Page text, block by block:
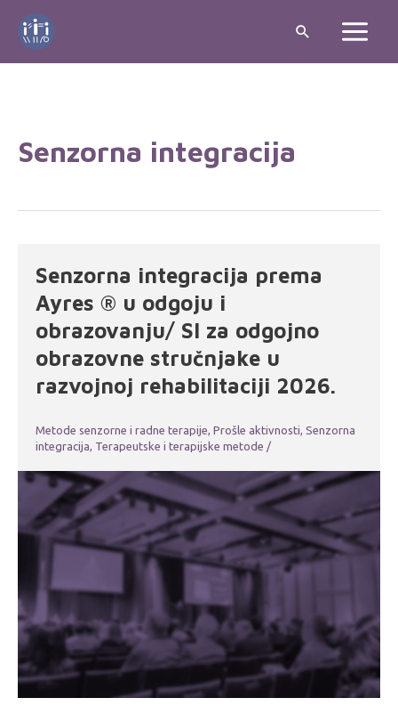
Senzorna integracija
Senzorna integracija prema
Ayres ® u odgoju i
obrazovanju/ SI za odgojno
obrazovne stručnjake u
razvojnoj rehabilitaciji 2026.
Metode senzorne i radne terapije Prošle aktivnosti Senzorna
integracija Terapeutske i terapijske metode /